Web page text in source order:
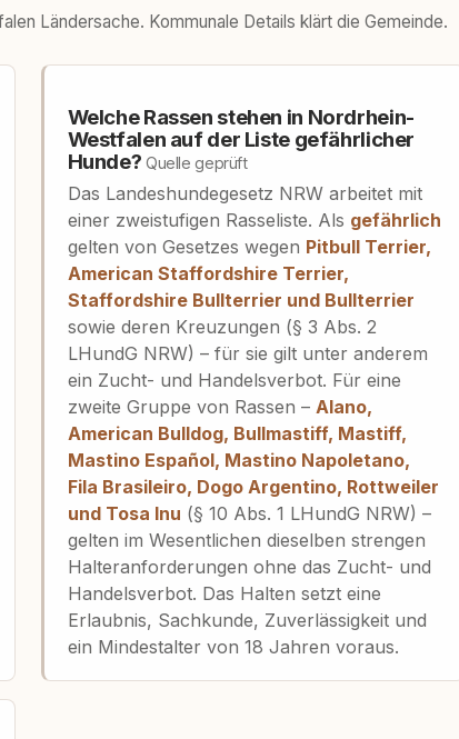
Ländersache. Kommunale Details klärt die Gemeinde.
Welche Rassen stehen in Nordrhein-
Westfalen auf der Liste gefährlicher
Hunde? Quelle geprüft
Das Landeshundegesetz NRW arbeitet mit
einer zweistufigen Rasseliste. Als gefährlich
gelten von Gesetzes wegen Pitbull Terrier,
American Staffordshire Terrier,
Staffordshire Bullterrier und Bullterrier
sowie deren Kreuzungen (§ 3 Abs. 2
LHundG NRW) – für sie gilt unter anderem
ein Zucht- und Handelsverbot. Für eine
zweite Gruppe von Rassen – Alano,
American Bulldog, Bullmastiff, Mastiff,
Mastino Español, Mastino Napoletano,
Fila Brasileiro, Dogo Argentino, Rottweiler
und Tosa Inu (§ 10 Abs. 1 LHundG NRW) –
gelten im Wesentlichen dieselben strengen
Halteranforderungen ohne das Zucht- und
Handelsverbot. Das Halten setzt eine
Erlaubnis, Sachkunde, Zuverlässigkeit und
ein Mindestalter von 18 Jahren voraus.